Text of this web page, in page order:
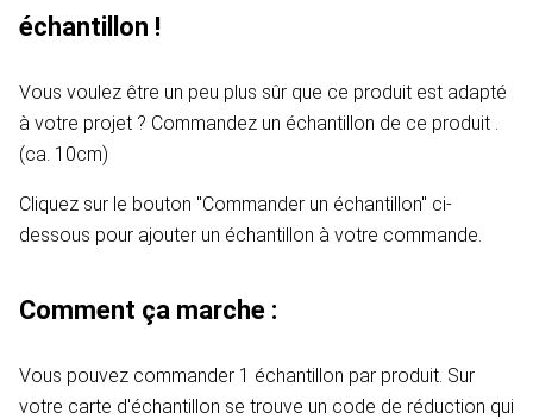
échantillon !
Vous voulez être un peu plus sûr que ce produit est adapté
à votre projet ? Commandez un échantillon de ce produit .
(ca. 10cm)
Cliquez sur le bouton "Commander un échantillon" ci-
dessous pour ajouter un échantillon à votre commande.
Comment ça marche :
Vous pouvez commander 1 échantillon par produit. Sur
votre carte d'échantillon se trouve un code de réduction qui